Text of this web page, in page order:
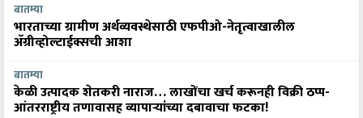
बातम्या
भारताच्या ग्रामीण अर्थव्यवस्थेसाठी एफपीओ-नेतृत्वाखालील
अ‍ॅग्रीव्होल्टाईक्सची आशा
बातम्या
केळी उत्पादक शेतकरी नाराज… लाखोंचा खर्च करूनही विक्री ठप्प-
आंतरराष्ट्रीय तणावासह व्यापाऱ्यांच्या दबावाचा फटका!